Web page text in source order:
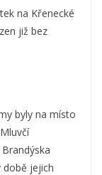
na Křenecké
již bez
byly na místo
době jejich